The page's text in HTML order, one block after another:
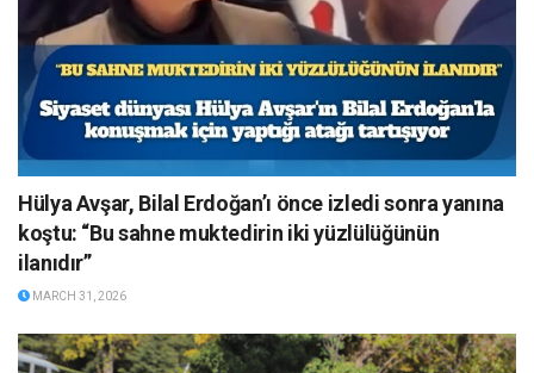
Hülya Avşar, Bilal Erdoğan’ı önce izledi sonra yanına
koştu: “Bu sahne muktedirin iki yüzlülüğünün
ilanıdır”
MARCH 31, 2026